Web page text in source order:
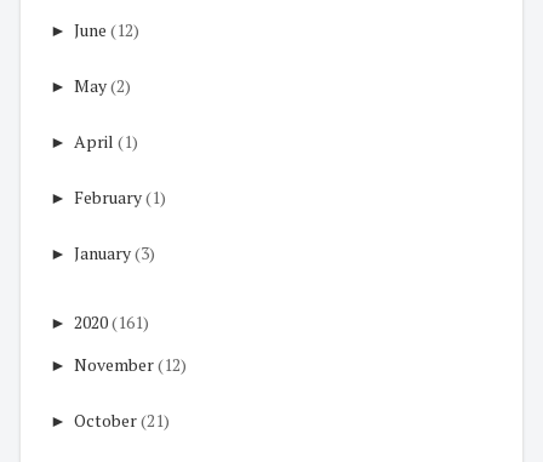
► June (12)
► May(2)
► April (1)
► February(1)
► January(3)
► 2020(161)
► November(12)
► October(21)